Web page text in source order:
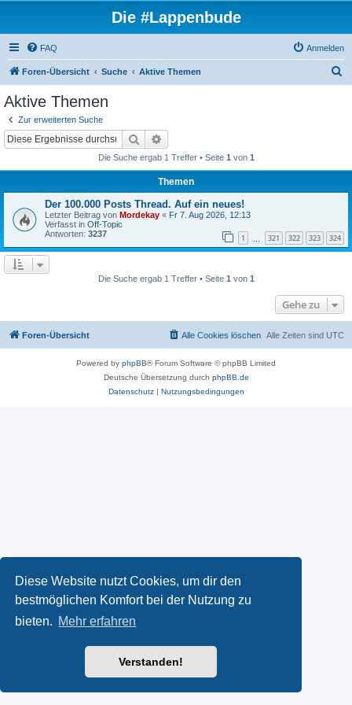
Diese Website nutzt Cookies, um dir den
bestmöglichen Komfort bei der Nutzung zu
bieten. Mehr erfahren
Verstanden!
Die #Lappenbude
FAQ Anmelden
Foren-Übersicht Suche Aktive Themen
Aktive Themen
Zur erweiterten Suche
Suche
Die Suche ergab 1 Treffer • Seite 1 von 1
Themen
Der 100.000 Posts Thread. Auf ein neues!
Letzter Beitrag von Mordekay « Fr 7. Aug 2026, 12:13
Verfasst in Off-Topic
Antworten: 3237 1 321 322 323 324
Die Suche ergab 1 Treffer • Seite 1 von 1
Gehe zu
Foren-Übersicht Alle Zeiten sind UTC
Alle Cookies löschen
Powered by phpBB® Forum Software © phpBB Limited
Deutsche Übersetzung durch phpBB.de
Datenschutz| Nutzungsbedingungen